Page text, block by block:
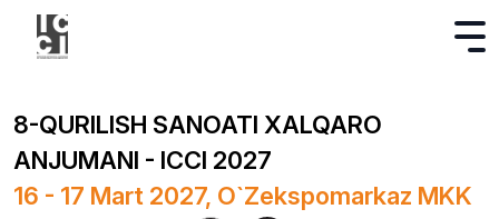
8-QURILISH SANOATI XALQARO
ANJUMANI - ICCI 2027
16 - 17 Mart 2027, O`zekspomarkaz MKK